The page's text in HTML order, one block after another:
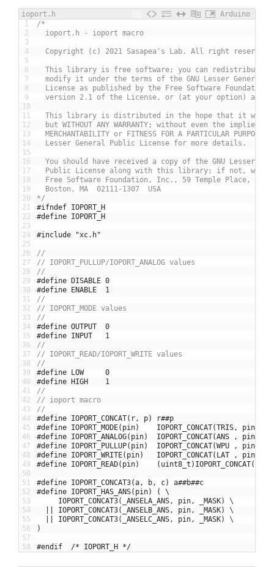
ioport.h
Arduino
1
2
3
4
5
6
7
8
9
10
11
12
13
14
15
16
17
18
19
20
21
22
23
24
25
26
27
28
29
30
31
32
33
34
35
36
37
38
39
40
41
42
43
44
45
46
47
48
49
50
51
52
53
54
55
56
57
58
/*
ioport.h - ioport macro
Copyright (c) 2021 Sasapea's Lab. All right reserved.
This library is free software; you can redistribute
modify it under the terms of the GNU Lesser General
License as published by the Free Software
version 2.1 of the License, or (at your option) any
This library is distributed in the hope that it will
but WITHOUT ANY WARRANTY; without even the implied
MERCHANTABILITY or FITNESS FOR A PARTICULAR PURPOSE.
Lesser General Public License for more details.
You should have received a copy of the GNU Lesser
Public License along with this library; if not,
Free Software Foundation, Inc., 59 Temple Place,
Boston, MA  02111-1307  USA
*/
#ifndef IOPORT_H
#define	IOPORT_H
#include "xc.h"
//
// IOPORT_PULLUP/IOPORT_ANALOG values
//
#define DISABLE 0
#define ENABLE  1
//
// IOPORT_MODE values
//
#define OUTPUT  0
#define INPUT   1
//
// IOPORT_READ/IOPORT_WRITE values
//
#define LOW     0
#define HIGH    1
//
// ioport macro
//
#define IOPORT_CONCAT(r, p) r##p
#define IOPORT_MODE(pin)    IOPORT_CONCAT(TRIS, pin)
#define IOPORT_ANALOG(pin)  IOPORT_CONCAT(ANS , pin)
#define IOPORT_PULLUP(pin)  IOPORT_CONCAT(WPU , pin)
#define IOPORT_WRITE(pin)   IOPORT_CONCAT(LAT , pin)
#define IOPORT_READ(pin)    (uint8_t)IOPORT_CONCAT(R,
#define IOPORT_CONCAT3(a, b, c) a##b##c
#define IOPORT_HAS_ANS(pin) ( \
IOPORT_CONCAT3( _ANSELA_ANS, pin, _MASK)
\
IOPORT_CONCAT3( _ANSELB_ANS, pin, _MASK)
\
IOPORT_CONCAT3( _ANSELC_ANS, pin, _MASK)
\
)
#endif	/* IOPORT_H */